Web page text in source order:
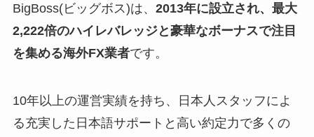
BigBoss(ビッグボス)は、 2013年に設立され、最大
2,222倍のハイレバレッジと豪華なボーナスで注目
を集める海外FX業者です。
10年以上の運営実績を持ち、日本人スタッフによ
る充実した日本語サポートと高い約定力で多くの